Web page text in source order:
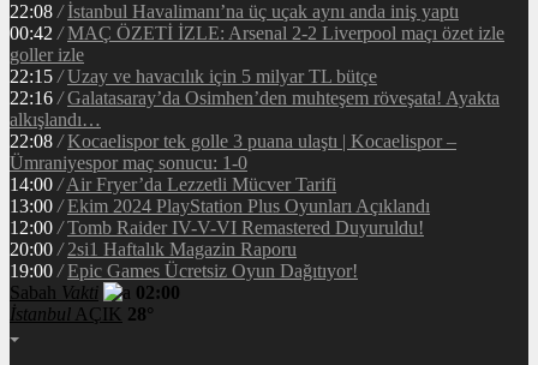
22:08 / İstanbul Havalimanı’na üç uçak aynı anda iniş yaptı
00:42 / MAÇ ÖZETİ İZLE: Arsenal 2-2 Liverpool maçı özet izle
goller izle
22:15 / Uzay ve havacılık için 5 milyar TL bütçe
22:16 / Galatasaray’da Osimhen’den muhteşem röveşata! Ayakta
alkışlandı…
22:08 / Kocaelispor tek golle 3 puana ulaştı | Kocaelispor –
Ümraniyespor maç sonucu: 1-0
14:00 / Air Fryer’da Lezzetli Mücver Tarifi
13:00 / Ekim 2024 PlayStation Plus Oyunları Açıklandı
12:00 / Tomb Raider IV-V-VI Remastered Duyuruldu!
20:00 / 2si1 Haftalık Magazin Raporu
19:00 / Epic Games Ücretsiz Oyun Dağıtıyor!
Sabah Vakti
02:00
İstanbul AÇIK 28°